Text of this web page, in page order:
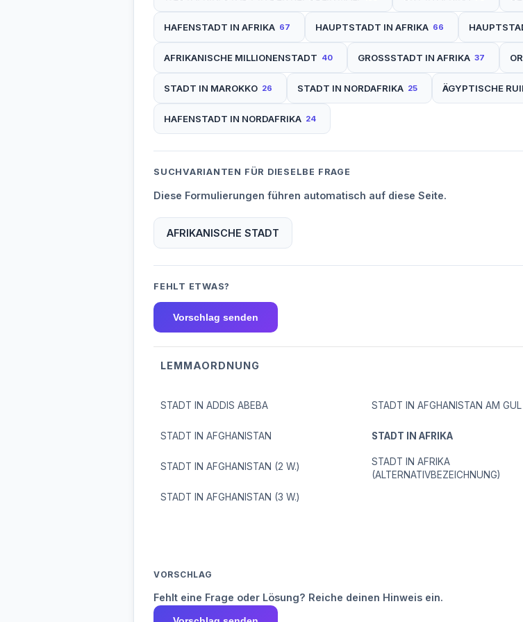
HAFENSTADT IN AFRIKA 67 HAUPTSTADT IN AFRIKA 66
AFRIKANISCHE MILLIONENSTADT 40 GROSSSTADT IN AFRIKA 37
STADT IN MAROKKO 26 STADT IN NORDAFRIKA 25 ÄGYPTISCHE
HAFENSTADT IN NORDAFRIKA 24
SUCHVARIANTEN FÜR DIESELBE FRAGE
Diese Formulierungen führen automatisch auf diese Seite.
AFRIKANISCHE STADT
FEHLT ETWAS?
Vorschlag senden
LEMMAORDNUNG
STADT IN ADDIS ABEBA
STADT IN AFGHANISTAN
STADT IN AFGHANISTAN (2 W.)
STADT IN AFGHANISTAN (3 W.)
STADT IN AFGHANISTAN AM
STADT IN AFRIKA
STADT IN AFRIKA
(ALTERNATIVBEZEICHNUNG)
VORSCHLAG
Fehlt eine Frage oder Lösung? Reiche deinen Hinweis ein.